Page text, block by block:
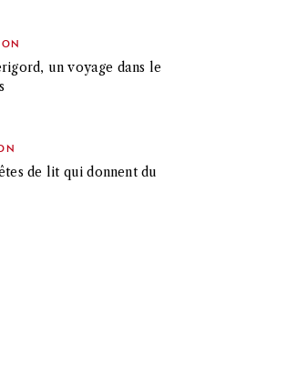
un voyage dans le
de lit qui donnent du